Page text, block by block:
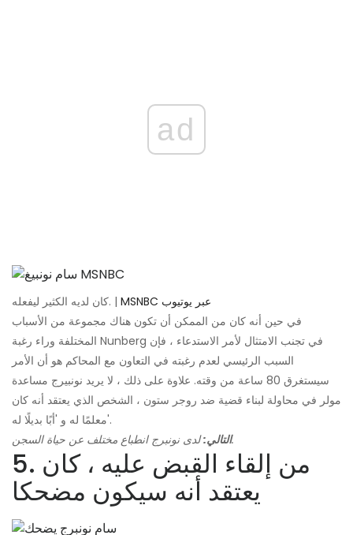
ad
كان لديه الكثير ليفعله. |
MSNBC عبر يوتيوب
في حين أنه كان من الممكن أن تكون هناك مجموعة من الأسباب
المختلفة وراء رغبة Nunberg في تجنب الامتثال لأمر الاستدعاء ، فإن
السبب الرئيسي لعدم رغبته في التعاون مع المحاكم هو أن الأمر
سيستغرق 80 ساعة من وقته. علاوة على ذلك ، لا يريد نونبيرج مساعدة
مولر في محاولة لبناء قضية ضد روجر ستون ، الشخص الذي يعتقد أنه كان
معلمًا له و 'أبًا بديلًا له'.
التالي:لدى نونبرج انطباع مختلف عن حياة السجن.
5. من إلقاء القبض عليه ، كان
يعتقد أنه سيكون مضحكا